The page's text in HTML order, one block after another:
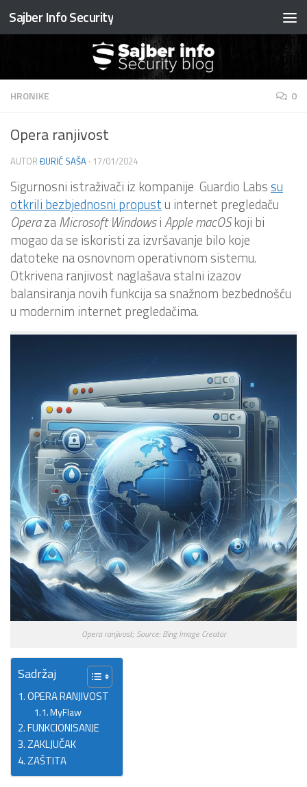
Preskočite na sadržaj
Sajber Info Security
HRONIKE 0
Opera ranjivost
AUTOR ĐURIĆ SAŠA · 17/01/2024
Sigurnosni istraživači iz kompanije Guardio Labs su
otkrili bezbjednosni propustu internet pregledaču
OperazaMicrosoft WindowsiApplemacOSkoji bi
mogao da se iskoristi za izvršavanje bilo koje
datoteke na osnovnom operativnom sistemu.
Otkrivena ranjivost naglašava stalni izazov
balansiranja novih funkcija sa snažnom bezbednošću
u modernim internet pregledačima.
Opera ranjivost; Source: Bing Image Creator
Sadržaj
OPERA RANJIVOST
MyFlaw
FUNKCIONISANJE
ZAKLJUČAK
ZAŠTITA